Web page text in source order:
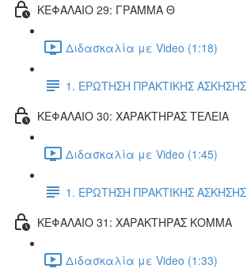
ΚΕΦΑΛΑΙΟ 29: ΓΡΑΜΜΑ Θ
Διδασκαλία με Video (1:18)
1. ΕΡΩΤΗΣΗ ΠΡΑΚΤΙΚΗΣ ΑΣΚΗΣΗΣ
ΚΕΦΑΛΑΙΟ 30: ΧΑΡΑΚΤΗΡΑΣ ΤΕΛΕΙΑ
Διδασκαλία με Video (1:45)
1. ΕΡΩΤΗΣΗ ΠΡΑΚΤΙΚΗΣ ΑΣΚΗΣΗΣ
ΚΕΦΑΛΑΙΟ 31: ΧΑΡΑΚΤΗΡΑΣ ΚΟΜΜΑ
Διδασκαλία με Video (1:33)